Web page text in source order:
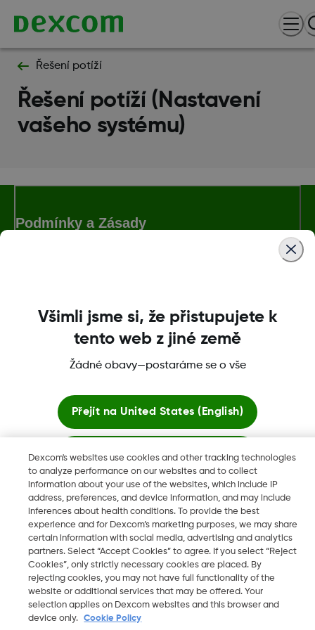
Řešení potíží
Řešení potíží (Nastavení
vašeho systému)
Podmínky a Zásady
Dexcom, Dexcom Clarity, Dexcom Follow, Dexcom One,
registrované ochranné známky ve Spojených státech a mohou
být registrovány v jiných zemích.
2026 Dexcom, Inc. Všechna práva vyhrazena.
CZ
Změnit region
Dexcom's websites use cookies and other tracking technologies
to analyze performance on our websites and to collect
information about your use of the websites, which include IP
address, preferences, and device information, and may include
inferences about health conditions. To provide the best
experience and for Dexcom’s marketing purposes, we may share
certain information with social media, advertising and analytics
partners. Select “Accept Cookies” to agree. If you select “Reject
Cookies”, only strictly necessary cookies are placed. By
rejecting cookies, you may not have full functionality of the
website or additional services that may be offered. Your
selection applies on Dexcom websites and this browser and
device only.
Cookie Policy
Všimli jsme si, že přistupujete k
tento web z jiné země
Žádné obavy—postaráme se o vše
Přejít na United States (English)
Zůstat zde
Zobrazit globální webové stránky